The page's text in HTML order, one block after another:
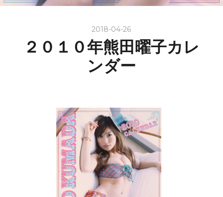
2018-04-26
２０１０年熊田曜子カレ
ンダー